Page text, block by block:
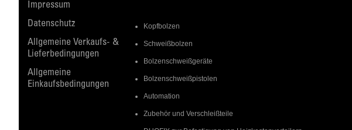
Impressum
Datenschutz
Allgemeine Verkaufs- &
Lieferbedingungen
Allgemeine
Einkaufsbedingungen
Kopfbolzen
Schweißbolzen
Bolzenschweißgeräte
Bolzenschweißpistolen
Automation
Zubehör und Verschleißteile